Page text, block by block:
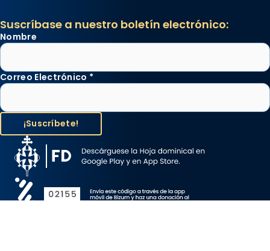
Suscríbase a nuestro boletín electrónico:
Nombre
Correo Electrónico *